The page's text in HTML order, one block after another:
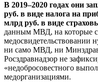
В 2019–2020 годах они
руб. в виде налога на
млрд руб. в виде
данным МВД, на которые
медосвидетельствовании
ни само МВД, ни
Росздравнадзор не
«недобросовестного
медорганизациями.